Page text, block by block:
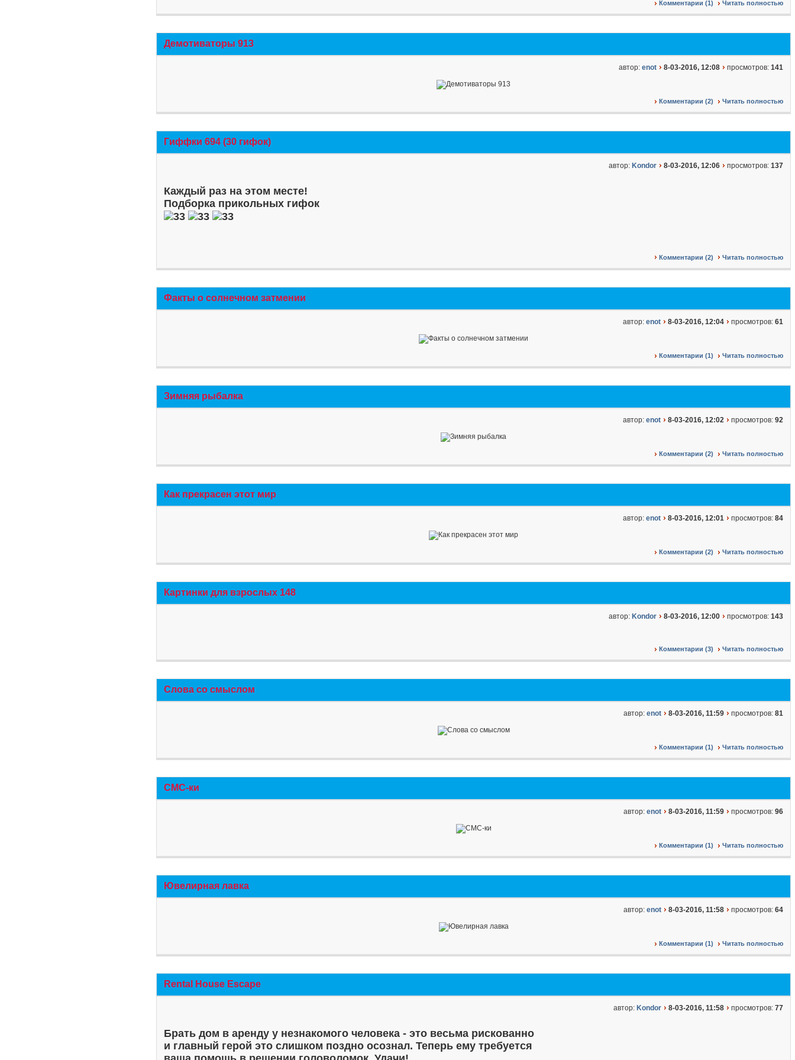
Комментарии (1) Читать полностью
Демотиваторы 913
автор: enot 8-03-2016, 12:08 просмотров: 141
Комментарии (2) Читать полностью
Гиффки 694 (30 гифок)
автор: Kondor 8-03-2016, 12:06 просмотров: 137
Каждый раз на этом месте!
Подборка прикольных гифок
Комментарии (2) Читать полностью
Факты о солнечном затмении
автор: enot 8-03-2016, 12:04 просмотров: 61
Комментарии (1) Читать полностью
Зимняя рыбалка
автор: enot 8-03-2016, 12:02 просмотров: 92
Комментарии (2) Читать полностью
Как прекрасен этот мир
автор: enot 8-03-2016, 12:01 просмотров: 84
Комментарии (2) Читать полностью
Картинки для взрослых 148
автор: Kondor 8-03-2016, 12:00 просмотров: 143
Комментарии (3) Читать полностью
Слова со смыслом
автор: enot 8-03-2016, 11:59 просмотров: 81
Комментарии (1) Читать полностью
СМС-ки
автор: enot 8-03-2016, 11:59 просмотров: 96
Комментарии (1) Читать полностью
Ювелирная лавка
автор: enot 8-03-2016, 11:58 просмотров: 64
Комментарии (1) Читать полностью
Rental House Escape
автор: Kondor 8-03-2016, 11:58 просмотров: 77
Брать дом в аренду у незнакомого человека - это весьма рискованно
и главный герой это слишком поздно осознал. Теперь ему требуется